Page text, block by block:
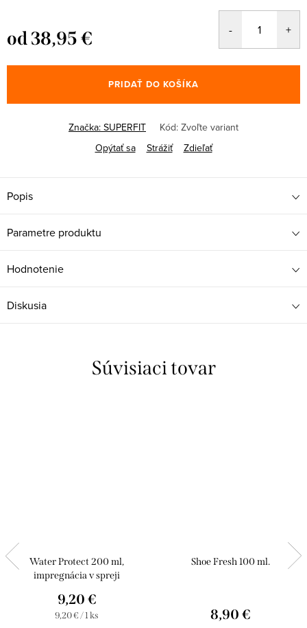
od38,95 €
cena:
PRIDAŤ DO KOŠÍKA
Značka: SUPERFIT Kód: Zvoľte variant
Opýtať sa
Strážiť Zdieľať
Popis
Parametre produktu
Hodnotenie
Diskusia
Súvisiaci tovar
Water Protect 200 ml,
impregnácia v spreji
9,20 €
Jednotková
9,20 € / 1 ks
Shoe Fresh 100 ml.
8,90 €